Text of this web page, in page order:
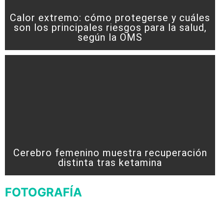
Calor extremo: cómo protegerse y cuáles
son los principales riesgos para la salud,
según la OMS
Cerebro femenino muestra recuperación
distinta tras ketamina
FOTOGRAFÍA